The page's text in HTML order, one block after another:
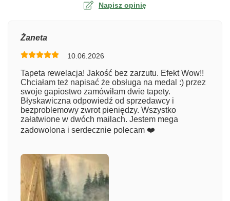
Napisz opinię
Numer zamówienia
Imię
Żaneta
10.06.2026
Tapeta rewelacja! Jakość bez zarzutu. Efekt Wow!!
Chciałam też napisać że obsługa na medal :) przez
swoje gapiostwo zamówiłam dwie tapety.
Błyskawiczna odpowiedź od sprzedawcy i
bezproblemowy zwrot pieniędzy. Wszystko
załatwione w dwóch mailach. Jestem mega
zadowolona i serdecznie polecam ❤️